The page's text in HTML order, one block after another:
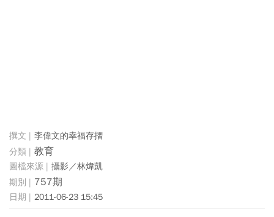
李偉文的幸福存摺
教育
攝影／林煒凱
757期
2011-06-23 15:45